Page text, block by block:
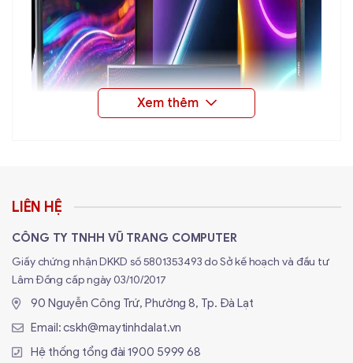
LIÊN HỆ
CÔNG TY TNHH VŨ TRANG COMPUTER
Giấy chứng nhận DKKD số 5801353493 do Sở kế hoạch và đầu tư
Lâm Đồng cấp ngày 03/10/2017
90 Nguyễn Công Trứ, Phường 8, Tp. Đà Lạt
Email:cskh@maytinhdalat.vn
Hệ thống tổng đài1900 5999 68